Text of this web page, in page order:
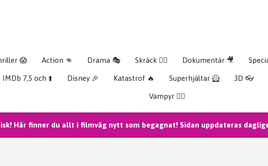
😱 Action 👊 Drama 🎭 Skräck 🧟‍♂️ Dokumentär 🎥
IMDb 7,5 och ⬆️ Disney 🎉 Katastrof 🔥 Superhjältar 🦸 3D 👓
Vampyr 🧛‍♀️
Här finner du allt i filmväg nytt som begagnat! Sidan uppdateras